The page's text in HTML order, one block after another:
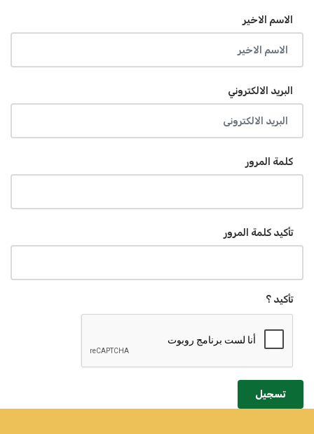
الاسم الاخير
البريد الالكتروني
كلمة المرور
تأكيد كلمة المرور
تأكيد ؟
تسجيل